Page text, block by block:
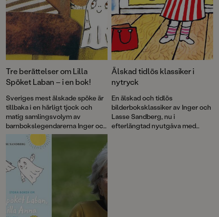
Tre berättelser om Lilla
Spöket Laban – i en bok!
Sveriges mest älskade spöke är
tillbaka i en härligt tjock och
matig samlingsvolym av
barnbokslegendarerna Inger och
Lasse Sandberg. Alldeles lagom
läskig för små spökfantaster.
Älskad tidlös klassiker i
nytryck
En älskad och tidlös
bilderboksklassiker av Inger och
Lasse Sandberg, nu i
efterlängtad nyutgåva med